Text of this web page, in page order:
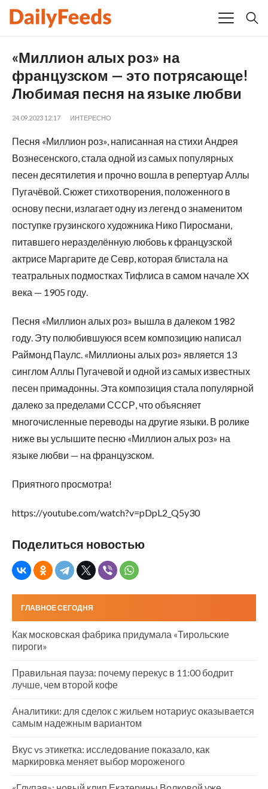
«Миллион алых роз» на
французском — это потрясающе!
Любимая песня на языке любви
24.09.2023 12:17 ИНТЕРЕСНО
Песня «Миллион роз», написанная на стихи Андрея
Вознесенского, стала одной из самых популярных
песен десятилетия и прочно вошла в репертуар Аллы
Пугачёвой. Сюжет стихотворения, положенного в
основу песни, излагает одну из легенд о знаменитом
поступке грузинского художника Нико Пиросмани,
питавшего неразделённую любовь к французской
актрисе Маргарите де Севр, которая блистала на
театральных подмостках Тифлиса в самом начале XX
века — 1905 году.
Песня «Миллион алых роз» вышла в далеком 1982
году. Эту полюбившуюся всем композицию написал
Раймонд Паулс. «Миллионы алых роз» является 13
синглом Аллы Пугачевой и одной из самых известных
песен примадонны. Эта композиция стала популярной
далеко за пределами СССР, что объясняет
многочисленные переводы на другие языки. В ролике
ниже вы услышите песню «Миллион алых роз» на
языке любви — на французском.
Приятного просмотра!
https://youtube.com/watch?v=pDpL2_Q5y30
Поделиться новостью
ГЛАВНОЕ СЕГОДНЯ
Как московская фабрика придумала «Тирольские
пироги»
Правильная пауза: почему перекус в 11:00 бодрит
лучше, чем второй кофе
Аналитики: для сделок с жильем нотариус оказывается
самым надежным вариантом
Вкус vs этикетка: исследование показало, как
маркировка меняет выбор мороженого